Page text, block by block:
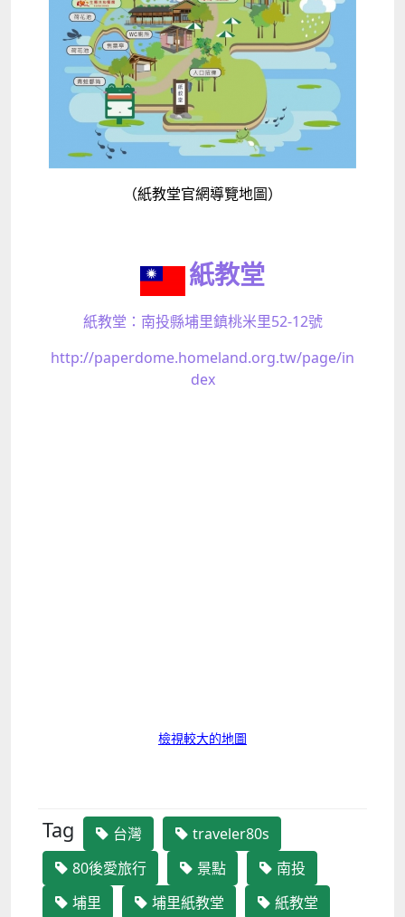
（紙教堂官網導覽地圖）
紙教堂
紙教堂：南投縣埔里鎮桃米里52-12號
http://paperdome.homeland.org.tw/page/in
dex
檢視較大的地圖
Tag 台灣
traveler80s
80後愛旅行
景點
南投
埔里
埔里紙教堂 紙教堂